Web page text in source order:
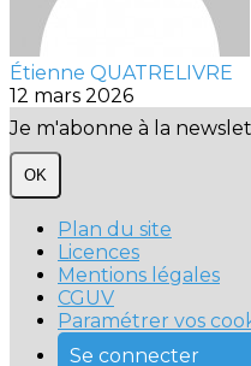
Étienne QUATRELIVRE
12 mars 2026
Je m'abonne à la
OK
Plan du site
Licences
Mentions légales
CGUV
Paramétrer vos
Se connecter